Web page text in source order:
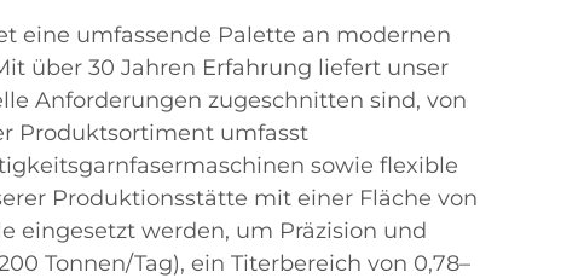
eine umfassende Palette an modernen
über 30 Jahren Erfahrung liefert unser
Anforderungen zugeschnitten sind, von
Produktsortiment umfasst
sowie flexible
Produktionsstätte mit einer Fläche von
eingesetzt werden, um Präzision und
Tonnen/Tag), ein Titerbereich von 0,78–